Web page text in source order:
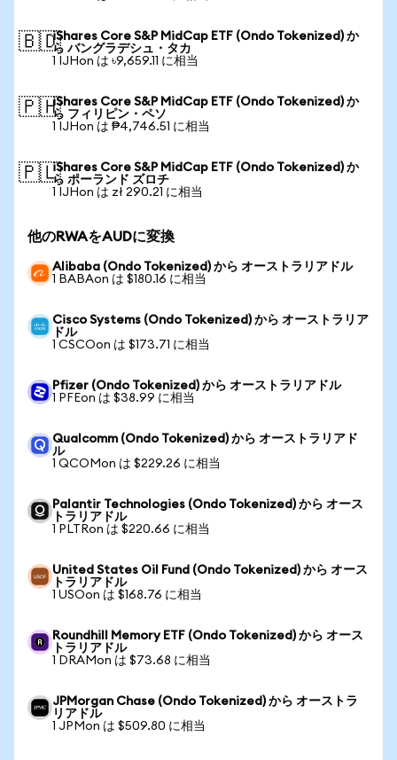
🇧🇩iShares Core S&P MidCap ETF (Ondo Tokenized) か
ら バングラデシュ・タカ
1 IJHon は ৳9,659.11 に相当
🇵🇭iShares Core S&P MidCap ETF (Ondo Tokenized) か
ら フィリピン・ペソ
1 IJHon は ₱4,746.51 に相当
🇵🇱iShares Core S&P MidCap ETF (Ondo Tokenized) か
ら ポーランド ズロチ
1 IJHon は zł 290.21 に相当
他のRWAをAUDに変換
Alibaba (Ondo Tokenized) から オーストラリアドル
1 BABAon は $180.16 に相当
Cisco Systems (Ondo Tokenized) から オーストラリア
ドル
1 CSCOon は $173.71 に相当
Pfizer (Ondo Tokenized) から オーストラリアドル
1 PFEon は $38.99 に相当
Qualcomm (Ondo Tokenized) から オーストラリアド
ル
1 QCOMon は $229.26 に相当
Palantir Technologies (Ondo Tokenized) から オース
トラリアドル
1 PLTRon は $220.66 に相当
United States Oil Fund (Ondo Tokenized) から オース
トラリアドル
1 USOon は $168.76 に相当
Roundhill Memory ETF (Ondo Tokenized) から オース
トラリアドル
1 DRAMon は $73.68 に相当
JPMorgan Chase (Ondo Tokenized) から オーストラ
リアドル
1 JPMon は $509.80 に相当